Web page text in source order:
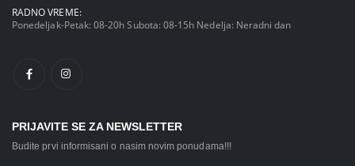
RADNO VREME:
Ponedeljak-Petak: 08-20h Subota: 08-15h Nedelja: Neradni dan
PRIJAVITE SE ZA NEWSLETTER
Budite prvi informisani o nasim novim ponudama!!!